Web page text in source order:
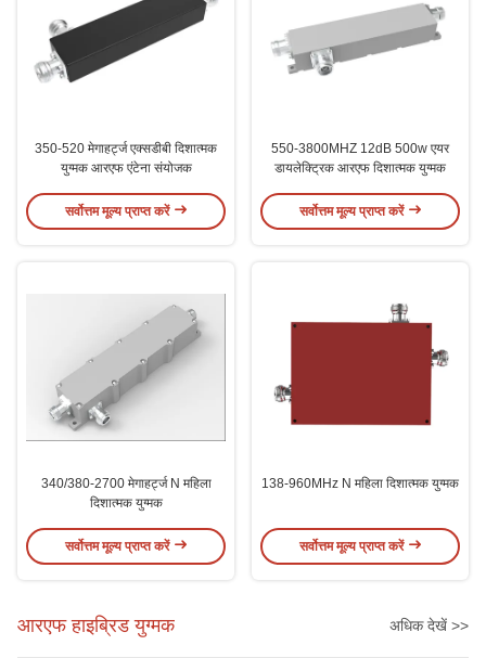
350-520 मेगाहर्ट्ज एक्सडीबी दिशात्मक
युग्मक आरएफ एंटेना संयोजक
सर्वोत्तम मूल्य प्राप्त करें
550-3800MHZ 12dB 500w एयर
डायलेक्ट्रिक आरएफ दिशात्मक युग्मक
सर्वोत्तम मूल्य प्राप्त करें
340/380-2700 मेगाहर्ट्ज N महिला
दिशात्मक युग्मक
सर्वोत्तम मूल्य प्राप्त करें
138-960MHz N महिला दिशात्मक युग्मक
सर्वोत्तम मूल्य प्राप्त करें
आरएफ हाइब्रिड युग्मक अधिक देखें >>